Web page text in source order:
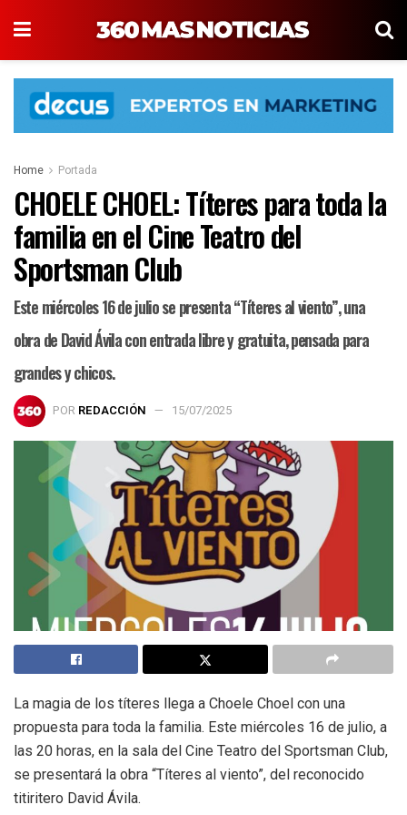
Home Portada
CHOELE CHOEL: Títeres para toda la
familia en el Cine Teatro del
Sportsman Club
Este miércoles 16 de julio se presenta “Títeres al viento”, una
obra de David Ávila con entrada libre y gratuita, pensada para
grandes y chicos.
POR REDACCIÓN 15/07/2025
La magia de los títeres llega a Choele Choel con una
propuesta para toda la familia. Este miércoles 16 de julio, a
las 20 horas, en la sala del Cine Teatro del Sportsman Club,
se presentará la obra “Títeres al viento”, del reconocido
titiritero David Ávila.